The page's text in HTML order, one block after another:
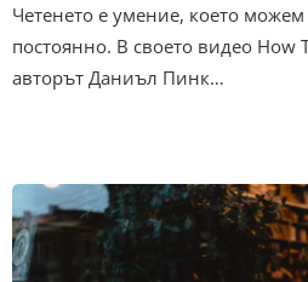
Четенето е умение, което
постоянно. В своето видео How
авторът Даниъл Пинк…